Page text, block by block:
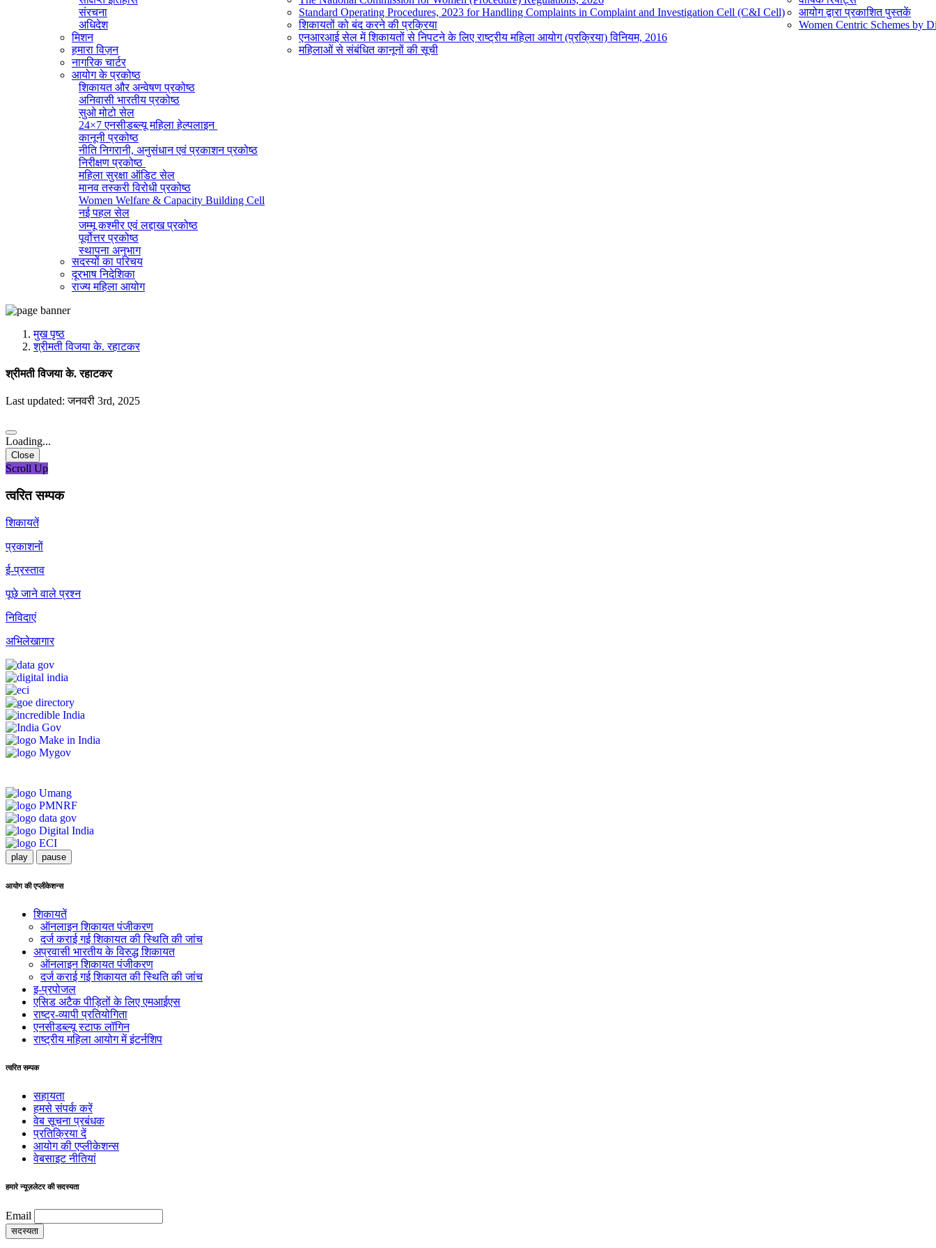
संरचना
अधिदेश
मिशन
हमारा विज़न
नागरिक चार्टर
आयोग के प्रकोष्ठ
शिकायत और अन्वेषण प्रकोष्ठ
अनिवासी भारतीय प्रकोष्ठ
सुओ मोटो सेल
24×7 एनसीडब्ल्यू महिला हेल्पलाइन
कानूनी प्रकोष्ठ
नीति निगरानी, ​​अनुसंधान एवं प्रकाशन प्रकोष्ठ
निरीक्षण प्रकोष्ठ
महिला सुरक्षा ऑडिट सेल
मानव तस्करी विरोधी प्रकोष्ठ
Women Welfare & Capacity Building Cell
नई पहल सेल
जम्मू कश्मीर एवं लद्दाख प्रकोष्ठ
पूर्वोत्तर प्रकोष्ठ
स्थापना अनुभाग
व्यवस्थापक अनुभाग (सामान्य)
सूचना का अधिकार प्रकोष्ठ
राजभाषा प्रकोष्ठ
डिजिटल शक्ति केंद्र
सदस्यों का परिचय
दूरभाष निदेशिका
राज्य महिला आयोग
Standard Operating Procedures, 2023 for Handling Complaints in Complaint and Investigation Cell (C&I Cell)
शिकायतों को बंद करने की प्रक्रिया
एनआरआई सेल में शिकायतों से निपटने के लिए राष्ट्रीय महिला आयोग (प्रक्रिया) विनियम, 2016
महिलाओं से संबंधित कानूनों की सूची
आयोग द्वारा प्रकाशित पुस्तकें
Women Centric Schemes by
मुख पृष्ठ
श्रीमती विजया के. रहाटकर
श्रीमती विजया के. रहाटकर
Last updated: जनवरी 3rd, 2025
Loading...
Close
Scroll Up
त्वरित सम्पक
शिकायतें
प्रकाशनों
ई-प्रस्ताव
पूछे जाने वाले प्रश्न
निविदाएं
अभिलेखागार
play pause
आयोग की एप्लीकेशन्स
शिकायतें
ऑनलाइन शिकायत पंजीकरण
दर्ज कराई गई शिकायत की स्थिति की जांच
अप्रवासी भारतीय के विरुद्ध शिकायत
ऑनलाइन शिकायत पंजीकरण
दर्ज कराई गई शिकायत की स्थिति की जांच
इ-प्रपोजल
एसिड अटैक पीड़ितों के लिए एमआईएस
राष्ट्र-व्यापी प्रतियोगिता
एनसीडब्ल्यू स्टाफ लॉगिन
राष्ट्रीय महिला आयोग में इंटर्नशिप
त्वरित सम्पक
सहायता
हमसे संपर्क करें
वेब सूचना प्रबंधक
प्रतिक्रिया दें
आयोग की एप्लीकेशन्स
वेबसाइट नीतियां
हमारे न्यूज़लेटर की सदस्यता
Email